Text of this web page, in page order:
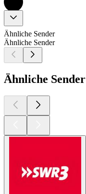
Ähnliche Sender
Ähnliche Sender
Ähnliche Sender